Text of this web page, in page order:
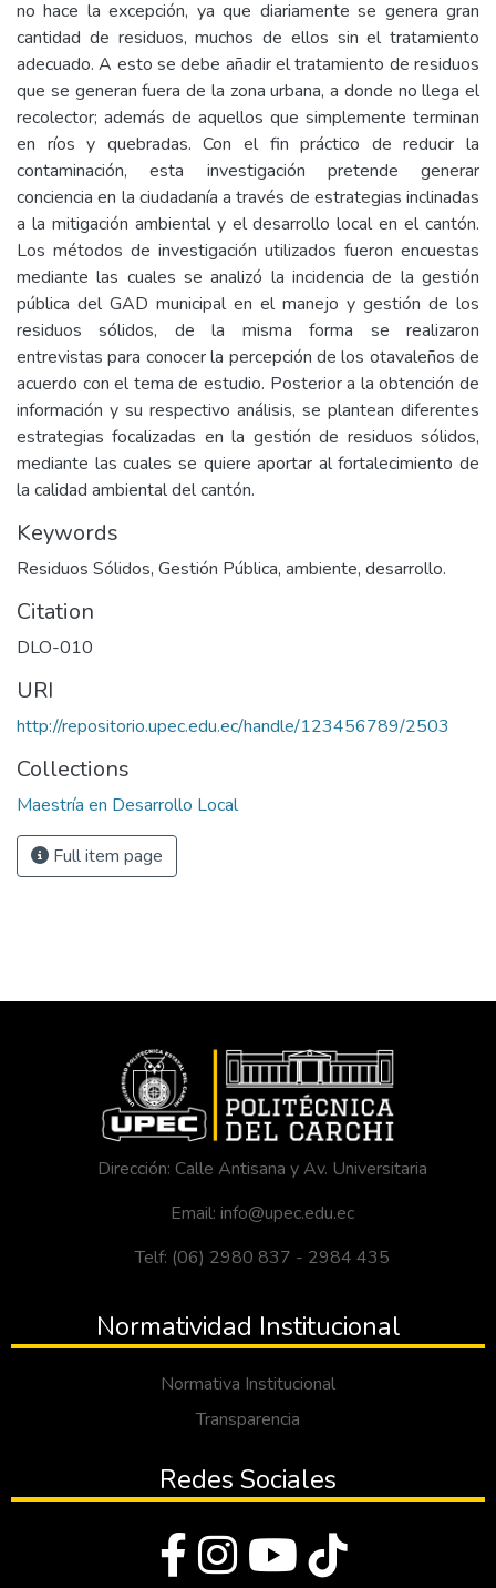
no hace la excepción, ya que diariamente se genera gran
cantidad de residuos, muchos de ellos sin el tratamiento
adecuado. A esto se debe añadir el tratamiento de residuos
que se generan fuera de la zona urbana, a donde no llega el
recolector; además de aquellos que simplemente terminan
en ríos y quebradas. Con el fin práctico de reducir la
contaminación, esta investigación pretende generar
conciencia en la ciudadanía a través de estrategias inclinadas
a la mitigación ambiental y el desarrollo local en el cantón.
Los métodos de investigación utilizados fueron encuestas
mediante las cuales se analizó la incidencia de la gestión
pública del GAD municipal en el manejo y gestión de los
residuos sólidos, de la misma forma se realizaron
entrevistas para conocer la percepción de los otavaleños de
acuerdo con el tema de estudio. Posterior a la obtención de
información y su respectivo análisis, se plantean diferentes
estrategias focalizadas en la gestión de residuos sólidos,
mediante las cuales se quiere aportar al fortalecimiento de
la calidad ambiental del cantón.
Keywords
Residuos Sólidos, Gestión Pública, ambiente, desarrollo.
Citation
DLO-010
URI
http://repositorio.upec.edu.ec/handle/123456789/2503
Collections
Maestría en Desarrollo Local
Full item page
Dirección: Calle Antisana y Av. Universitaria
Email: info@upec.edu.ec
Telf: (06) 2980 837 - 2984 435
Normatividad Institucional
Normativa Institucional
Transparencia
Redes Sociales